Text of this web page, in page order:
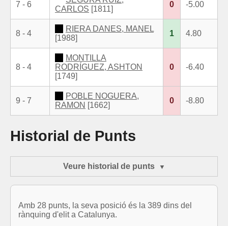
7 - 6
CARLOS [1811]
0 -5.00
8 - 4
RIERA DANES, MANEL
[1988]
1 4.80
8 - 4
MONTILLA
RODRÍGUEZ, ASHTON
[1749]
0 -6.40
9 - 7
POBLE NOGUERA,
RAMON [1662]
0 -8.80
Historial de Punts
Veure historial de punts
Amb 28 punts, la seva posició és la 389 dins del
rànquing d'elit a Catalunya.